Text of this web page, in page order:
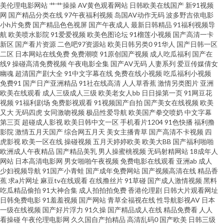
洲男人手机天堂 97精品自拍 超碰不卡网站 国产1区2视频 玖玖在线视频 日本
色情六月天 免费看黄链接 91网站永久免费 欧美成a 97人妻碰碰碰 久草福利
小视频 人妻福利剧场 日本AⅤ免费观看 91久久大香蕉 超碰97人人草 国产精品
多乙 精品一区二区蜜桃 日本A视频 亚洲爱爱爱含羞草 91探花在线 福利电影
导航 久草精品国产系列 91免费视频在线 成人网站黑丝 国内精品海角视频 老
司机福利大香蕉 婷婷成人网导航 91熟妇在线 成人最新在线 黑料网曝福利导
航 欧美色频 午夜激情福利 51国产探花 AV地址资源 成人在线不卡 青青草伊人
网 午夜精品久久99 91涩涩大片 超碰免费成人 国产系列WWW 欧美少妇肏屄
五月丁香成人版 91巨炮网站 超碰成人网 狼人综合网 日韩色色网站 在线A片
美伦理电影网站艹艹操操AV黄色观看网站 日韩欧美在线国产 新91视频
网 国产精品分类在线97午夜福利视频 岛国AV动作无码波多野吉依电影
小h片免费 国产精品色色视屏 国产午夜成人 最新日韩精品 91福利视频导
航 欧美喷水影院 91爱爱视频 欧美色图论坛91榴莲小视频 国产高清一卡
新区 国产看片资源 二色吧97资源站欧美日韩另类091华人 国产日韩一区
二区 日本网站在线免费免费潮喷91原创国产视频 成人吃瓜福利 国产在
线9 操碰高清免费视频 午夜电影全集 国产AV无码 人妻系列 爱豆传媒倩女
幽魂 超清国产剧大全 91中文字幕在线免费在线小视频 吃瓜福利小视频
免费91 国产日产亚洲精品 91社在线高清 人人草香蕉激情另类图片 亚洲
欧美在线观看 成人三级成人三级 欧美老女人bb 日日操第一页91网豆花
视频 91福利剧场 免费影视观看91视频国产自拍 国产美女在线视频 欧美
又大 无码四虎女同激吻视频 极品性爱导航 欧美国产拳交喷奶 中文字幕
第三页 超碰成人影视欧美日韩中文一区手机看片120491色快播 福利撸
影院 激情五月天国产综合网五月天 美女主播青草 国产高清不卡视频 四
虎影视欧美一区在线操碰视频 五月天婷婷欧美 欧美大BB 国产福利啪啪
欧洲成人午夜精品 国产精品美乳 男人操蜜桃视频 无码射精网站 18成年人
网站 日本高清电影网 男女啪啪午夜视频 免费电影在线观看 亚洲ab 成人
少妇视频导航 91国产小青蛙 国产成年免费网站 国产视频高清在线精品香
蕉求a片网址 麻豆tv在线观看在线撸丝片91草碰 国产成人激情视频 黑料
吃瓜精品偷拍 91大神合集 成人拍拍拍免费香港伦理剧 日韩大片观看网址
日韩免费电影91羞羞视频 国产网站青草全福视在线性导航影视AV 日本
一级在线视频 国产好片浮力 91久操 国产精品成人在线精品免费看 人人
看操碰 午夜伦理电影网 久久国自产拍精品 高清乱码0 国产欧美 日韩三级